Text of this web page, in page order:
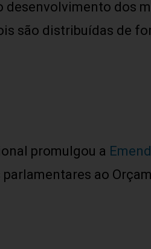
dos
são distribuídas de
promulgou a
ao